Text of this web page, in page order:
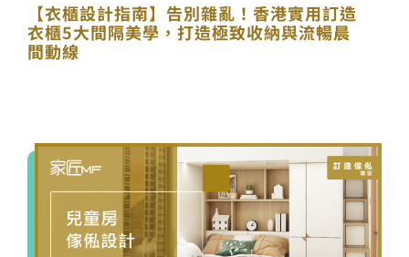
【衣櫃設計指南】告別雜亂！香港實用訂造
衣櫃5大間隔美學，打造極致收納與流暢晨
間動線